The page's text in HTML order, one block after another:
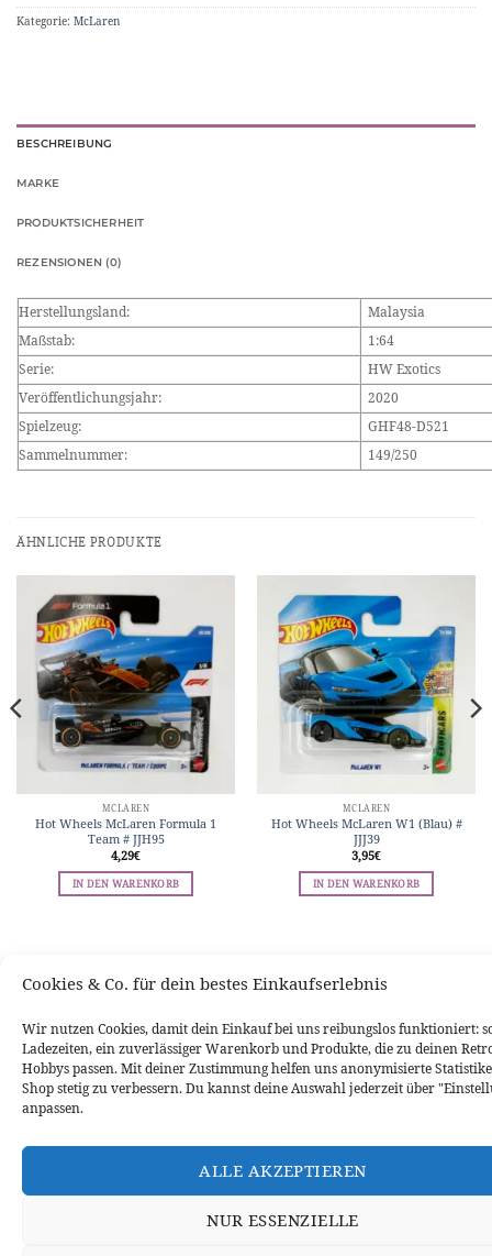
Cookies & Co. für dein bestes Einkaufserlebnis
Wir nutzen Cookies, damit dein Einkauf bei uns reibungslos funktioniert:
Ladezeiten, ein zuverlässiger Warenkorb und Produkte, die zu deinen
Hobbys passen. Mit deiner Zustimmung helfen uns anonymisierte
Shop stetig zu verbessern. Du kannst deine Auswahl jederzeit über
anpassen.
ALLE AKZEPTIEREN
NUR ESSENZIELLE
Kategorie: McLaren
BESCHREIBUNG
MARKE
PRODUKTSICHERHEIT
REZENSIONEN (0)
Herstellungsland:
Malaysia
Maßstab:
1:64
Serie:
HW Exotics
Veröffentlichungsjahr:
2020
Spielzeug:
GHF48-D521
Sammelnummer:
149/250
ÄHNLICHE PRODUKTE
MCLAREN
Hot Wheels McLaren Formula 1
Team # JJH95
4,29€
IN DEN WARENKORB
MCLAREN
Hot Wheels McLaren W1 (Blau) #
JJJ39
3,95€
IN DEN WARENKORB
VERTRAG WIDERRUFEN